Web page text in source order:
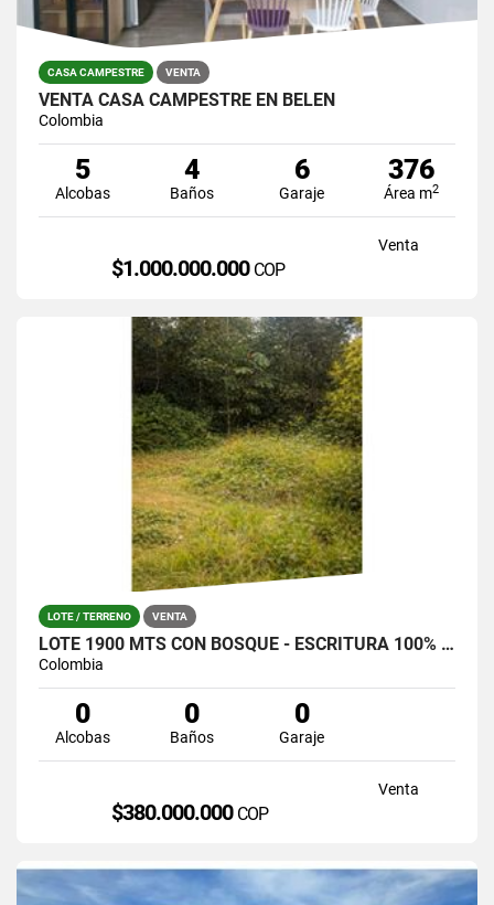
CASA CAMPESTRE VENTA
VENTA CASA CAMPESTRE EN BELEN
Colombia
5
Alcobas
4
Baños
6
Garaje
376
Área m2
Venta
$1.000.000.000 COP
LOTE / TERRENO VENTA
LOTE 1900 MTS CON BOSQUE - ESCRITURA 100% SANTA ELENA (LA CATALANA)
Colombia
0
Alcobas
0
Baños
0
Garaje
Venta
$380.000.000 COP